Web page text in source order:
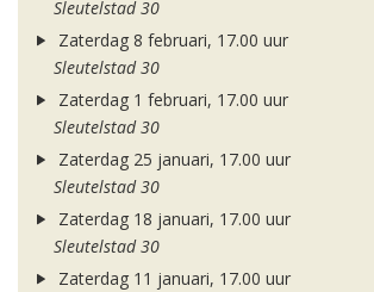
Sleutelstad 30
Zaterdag 8 februari, 17.00 uur
Sleutelstad 30
Zaterdag 1 februari, 17.00 uur
Sleutelstad 30
Zaterdag 25 januari, 17.00 uur
Sleutelstad 30
Zaterdag 18 januari, 17.00 uur
Sleutelstad 30
Zaterdag 11 januari, 17.00 uur